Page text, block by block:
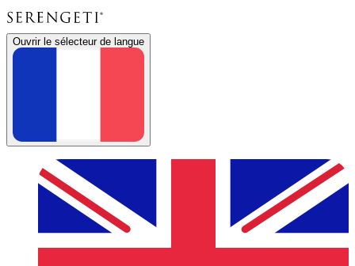
Ouvrir le sélecteur de langue